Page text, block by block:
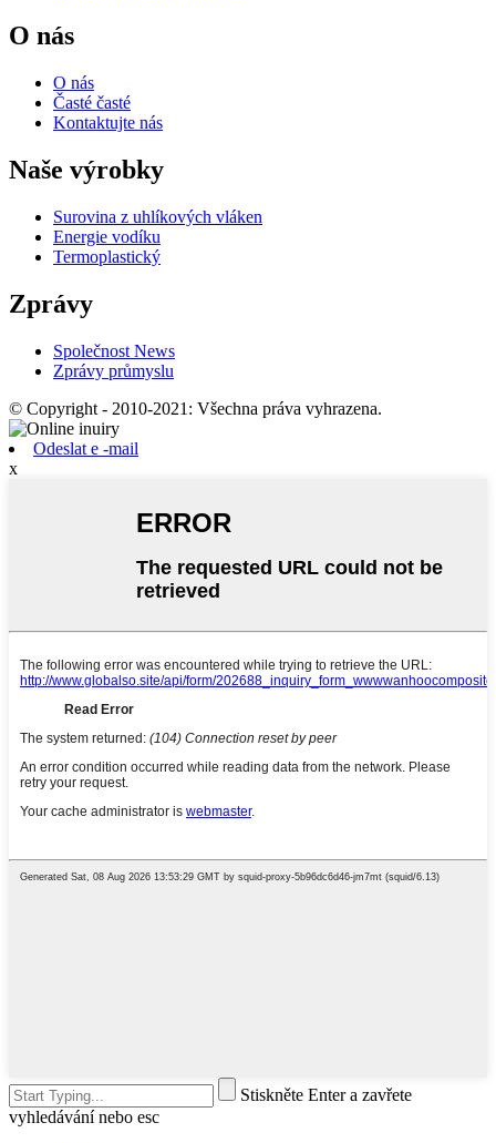
O nás
O nás
Časté časté
Kontaktujte nás
Naše výrobky
Surovina z uhlíkových vláken
Energie vodíku
Termoplastický
Zprávy
Společnost News
Zprávy průmyslu
© Copyright - 2010-2021: Všechna práva vyhrazena.
Odeslat e -mail
x
Stiskněte Enter a zavřete
vyhledávání nebo esc